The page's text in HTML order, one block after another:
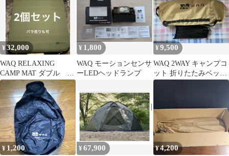
¥32,000
WAQ RELAXING
CAMP MAT ダブル 厚
さ10cm
¥ 1,800
WAQ モーションセンサ
ーLEDヘッドランプ
¥9,500
WAQ 2WAY キャンプコ
ット 折りたたみベッ
ド タン
¥1,200 ¥67,900 ¥4,200